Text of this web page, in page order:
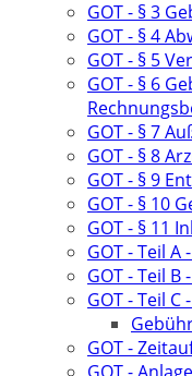
GOT - § 3
GOT - § 4
GOT - § 5
GOT - § 6
GOT - § 7
GOT - § 8
GOT - § 9
GOT - § 10
GOT - § 11
GOT - Teil
GOT - Teil
GOT - Teil
GOT -